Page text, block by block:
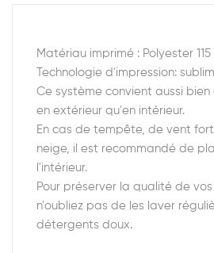
Matériau imprimé : Polyester
Technologie d'impression:
Ce système convient aussi
en extérieur qu'en intérieur.
En cas de tempête, de vent
neige, il est recommandé de
l'intérieur.
Pour préserver la qualité de vos
n'oubliez pas de les laver
détergents doux.